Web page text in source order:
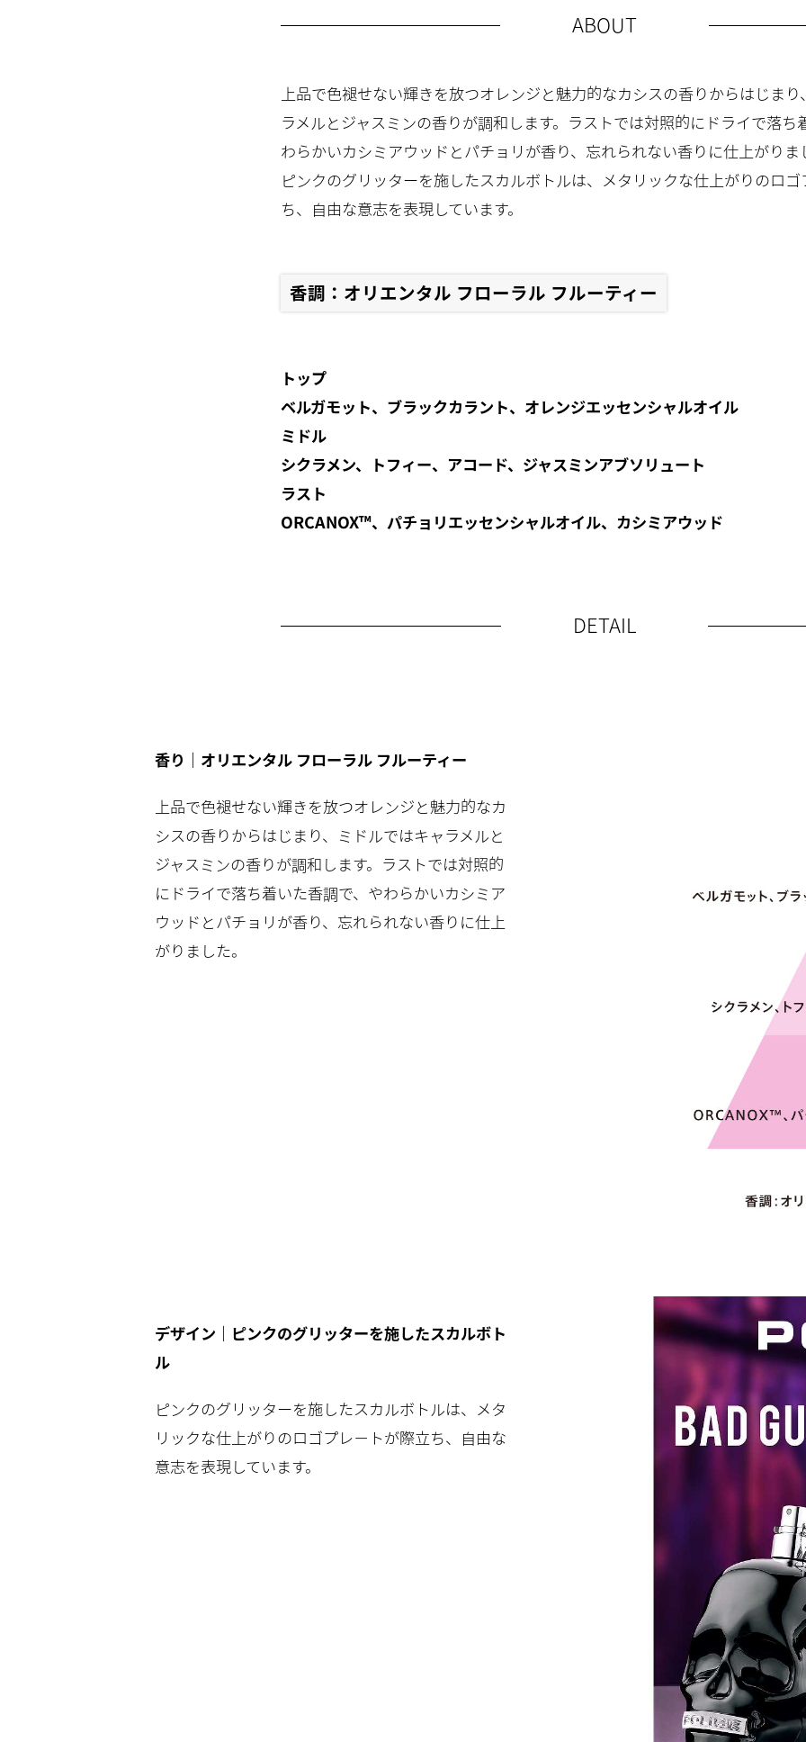
ABOUT
上品で色褪せない輝きを放つオレンジと魅力的なカシスの香りからはじまり
ラメルとジャスミンの香りが調和します。ラストでは対照的にドライで落ち
わらかいカシミアウッドとパチョリが香り、忘れられない香りに仕上がりま
ピンクのグリッターを施したスカルボトルは、メタリックな仕上がりのロゴ
ち、自由な意志を表現しています。
香調：オリエンタル フローラル フルーティー
トップ
ベルガモット、ブラックカラント、オレンジエッセンシャルオイル
ミドル
シクラメン、トフィー、アコード、ジャスミンアブソリュート
ラスト
ORCANOX™、パチョリエッセンシャルオイル、カシミアウッド
DETAIL
香り｜オリエンタル フローラル フルーティー
上品で色褪せない輝きを放つオレンジと魅力的なカ
シスの香りからはじまり、ミドルではキャラメルと
ジャスミンの香りが調和します。ラストでは対照的
にドライで落ち着いた香調で、やわらかいカシミア
ウッドとパチョリが香り、忘れられない香りに仕上
がりました。
デザイン｜ピンクのグリッターを施したスカルボト
ル
ピンクのグリッターを施したスカルボトルは、メタ
リックな仕上がりのロゴプレ－トが際立ち、自由な
意志を表現しています。